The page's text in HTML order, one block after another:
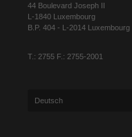
44 Boulevard Joseph II
L-1840 Luxembourg
B.P. 404 - L-2014 Luxembourg
T.: 2755 F.: 2755-2001
Deutsch